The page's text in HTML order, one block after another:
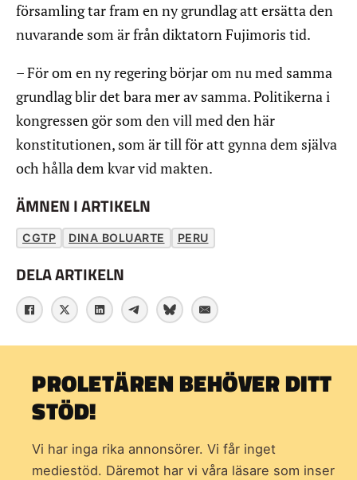
församling tar fram en ny grundlag att ersätta den
nuvarande som är från diktatorn Fujimoris tid.
– För om en ny regering börjar om nu med samma
grundlag blir det bara mer av samma. Politikerna i
kongressen gör som den vill med den här
konstitutionen, som är till för att gynna dem själva
och hålla dem kvar vid makten.
ÄMNEN I ARTIKELN
CGTP DINA BOLUARTE PERU
DELA ARTIKELN
PROLETÄREN BEHÖVER DITT
STÖD!
Vi har inga rika annonsörer. Vi får inget
mediestöd. Däremot har vi våra läsare som inser